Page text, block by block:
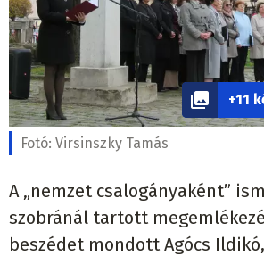
+11
Fotó: Virsinszky Tamás
A „nemzet csalogányaként”
szobránál tartott
beszédet mondott Agócs